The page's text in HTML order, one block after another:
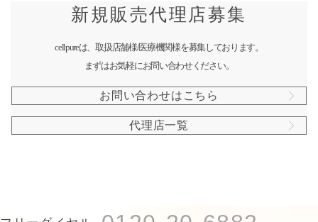
新規販売代理店募集
cellpureは、取扱店舗様/医療機関様を募集しております。
まずはお気軽にお問い合わせください。
お問い合わせはこちら
代理店一覧